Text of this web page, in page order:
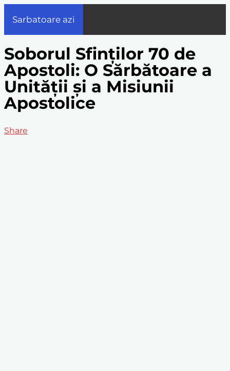
Sarbatoare azi
Soborul Sfinților 70 de
Apostoli: O Sărbătoare a
Unității și a Misiunii
Apostolice
Share